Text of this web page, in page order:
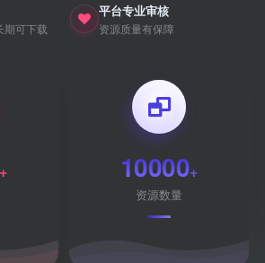
期可下载
平台专业审核
资源质量有保障
+ 10000+
资源数量